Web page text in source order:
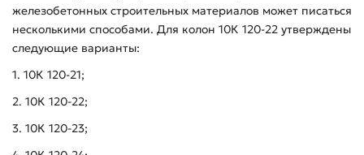
железобетонных строительных материалов может писаться
несколькими способами. Для колон 10К 120-22 утверждены
следующие варианты:
1. 10К 120-21;
2. 10К 120-22;
3. 10К 120-23;